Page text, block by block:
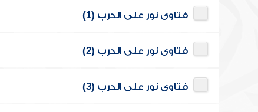
فتاوى نور على الدرب (1)
فتاوى نور على الدرب (2)
فتاوى نور على الدرب (3)